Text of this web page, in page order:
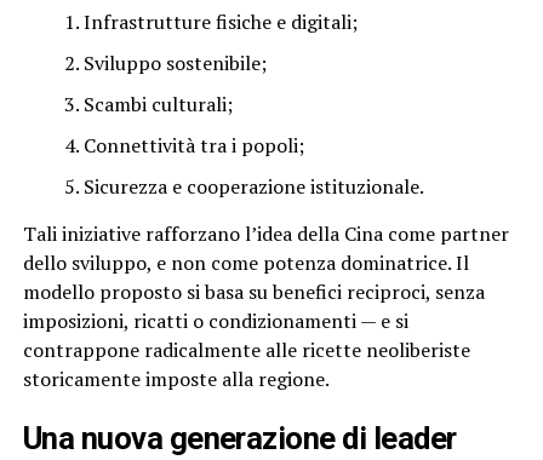
Infrastrutture fisiche e digitali;
Sviluppo sostenibile;
Scambi culturali;
Connettività tra i popoli;
Sicurezza e cooperazione istituzionale.
Tali iniziative rafforzano l’idea della Cina come partner
dello sviluppo, e non come potenza dominatrice. Il
modello proposto si basa su benefici reciproci, senza
imposizioni, ricatti o condizionamenti — e si
contrappone radicalmente alle ricette neoliberiste
storicamente imposte alla regione.
Una nuova generazione di leader